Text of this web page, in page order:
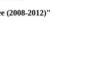
(2008-2012)"